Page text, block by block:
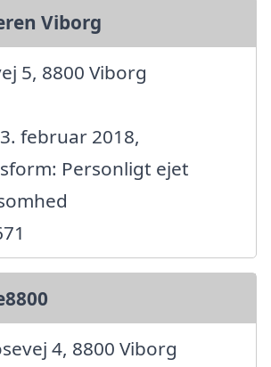
Viborg
5, 8800 Viborg
februar 2018,
Personligt ejet
4, 8800 Viborg